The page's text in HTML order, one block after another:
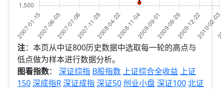
注：本页从中证800历史数据中选取每一轮的高点与
低点做为样本进行数据分析。
图看指数： 深证综指 B股指数 上证综合全收益 上证
150深成指R深证成指深证50创业小盘深证100北证